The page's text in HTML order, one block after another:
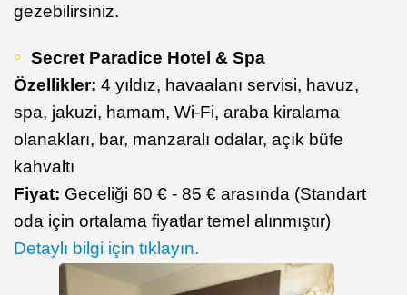
gezebilirsiniz.
Secret Paradice Hotel & Spa
Özellikler: 4 yıldız, havaalanı servisi, havuz,
spa, jakuzi, hamam, Wi-Fi, araba kiralama
olanakları, bar, manzaralı odalar, açık büfe
kahvaltı
Fiyat: Geceliği 60 € - 85 € arasında (Standart
oda için ortalama fiyatlar temel alınmıştır)
Detaylı bilgi için tıklayın.